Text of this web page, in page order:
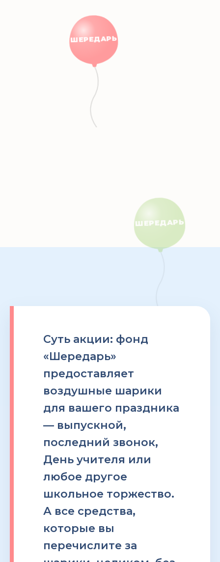
Суть акции: фонд
«Шередарь»
предоставляет
воздушные шарики
для вашего праздника
— выпускной,
последний звонок,
День учителя или
любое другое
школьное торжество.
А все средства,
которые вы
перечислите за